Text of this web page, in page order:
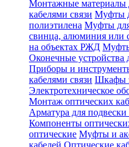
Монтажные материалы
кабелями связи Муфты
полиэтилена Муфты
свинца, алюминия или
на объектах РЖД
Оконечные устройства
Приборы и
кабелями связи Шкафы
Электротехническое
Монтаж оптических
Арматура для подвески
Компоненты
оптические Муфты и
кабелей Оптические